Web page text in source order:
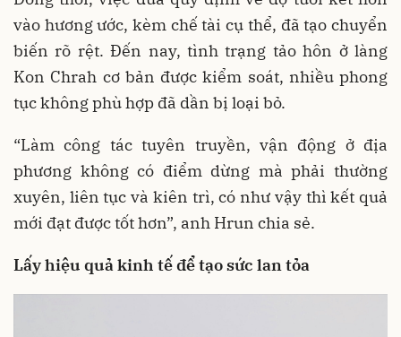
vào hương ước, kèm chế tài cụ thể, đã tạo chuyển
biến rõ rệt. Đến nay, tình trạng tảo hôn ở làng
Kon Chrah cơ bản được kiểm soát, nhiều phong
tục không phù hợp đã dần bị loại bỏ.
“Làm công tác tuyên truyền, vận động ở địa
phương không có điểm dừng mà phải thường
xuyên, liên tục và kiên trì, có như vậy thì kết quả
mới đạt được tốt hơn”, anh Hrun chia sẻ.
Lấy hiệu quả kinh tế để tạo sức lan tỏa